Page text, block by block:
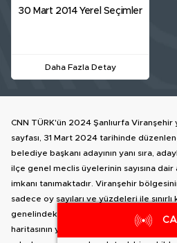
30 Mart 2014 Yerel Seçimler
Daha Fazla Detay
CNN TÜRK'ün 2024 Şanlıurfa Viranşehir
sayfası, 31 Mart 2024 tarihinde
belediye başkanı adayının yanı sıra,
ilçe genel meclis üyelerinin sayısına dair
imkanı tanımaktadır. Viranşehir
sadece oy sayıları ve yüzdeleri ile sınırlı
genelindeki diğer ilçelere geçiş yapma
haritasının yanında bulunan alanda,